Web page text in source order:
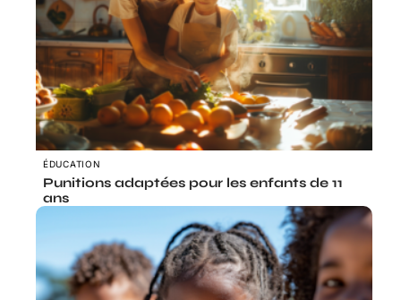
ÉDUCATION
Punitions adaptées pour les enfants de 11
ans